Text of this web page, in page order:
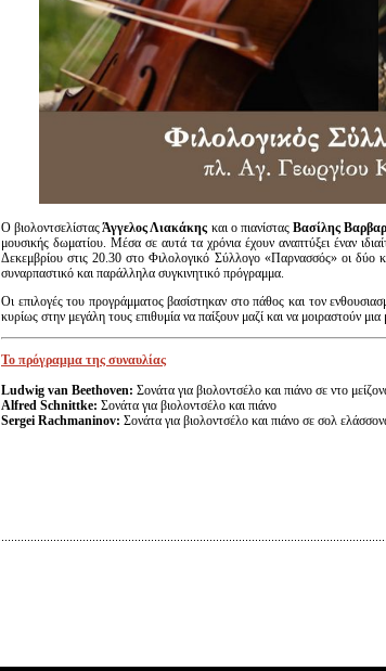
Ο βιολοντσελίσταςΆγγελος Λιακάκης και ο πιανίστας Βασίλης
μουσικής δωματίου. Μέσα σε αυτά τα χρόνια έχουν αναπτύξει έναν
Δεκεμβρίου στις 20.30 στο Φιλολογικό Σύλλογο «Παρνασσός» οι δύο
συναρπαστικό και παράλληλα συγκινητικό πρόγραμμα.
Οι επιλογές του προγράμματος βασίστηκαν στο πάθος και τον
κυρίως στην μεγάλη τους επιθυμία να παίξουν μαζί και να μοιραστούν μια
Το πρόγραμμα της συναυλίας
Ludwig van Beethoven: Σονάτα για βιολοντσέλο και πιάνο σε ντο
Alfred Schnittke: Σονάτα για βιολοντσέλο και πιάνο
Sergei Rachmaninov: Σονάτα για βιολοντσέλο και πιάνο σε σολ